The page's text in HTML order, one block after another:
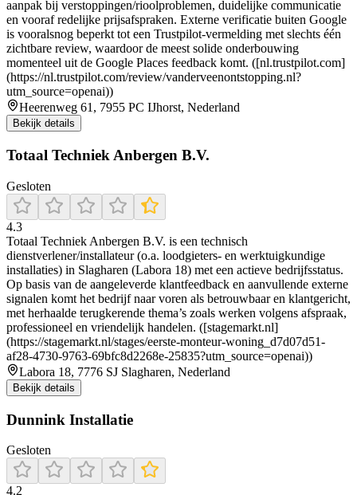
aanpak bij verstoppingen/rioolproblemen, duidelijke communicatie
en vooraf redelijke prijsafspraken. Externe verificatie buiten Google
is vooralsnog beperkt tot een Trustpilot-vermelding met slechts één
zichtbare review, waardoor de meest solide onderbouwing
momenteel uit de Google Places feedback komt. ([nl.trustpilot.com]
(https://nl.trustpilot.com/review/vanderveenontstopping.nl?
utm_source=openai))
Heerenweg 61, 7955 PC IJhorst, Nederland
Bekijk details
Totaal Techniek Anbergen B.V.
Gesloten
4.3
Totaal Techniek Anbergen B.V. is een technisch
dienstverlener/installateur (o.a. loodgieters- en werktuigkundige
installaties) in Slagharen (Labora 18) met een actieve bedrijfsstatus.
Op basis van de aangeleverde klantfeedback en aanvullende externe
signalen komt het bedrijf naar voren als betrouwbaar en klantgericht,
met herhaalde terugkerende thema’s zoals werken volgens afspraak,
professioneel en vriendelijk handelen. ([stagemarkt.nl]
(https://stagemarkt.nl/stages/eerste-monteur-woning_d7d07d51-
af28-4730-9763-69bfc8d2268e-25835?utm_source=openai))
Labora 18, 7776 SJ Slagharen, Nederland
Bekijk details
Dunnink Installatie
Gesloten
4.2